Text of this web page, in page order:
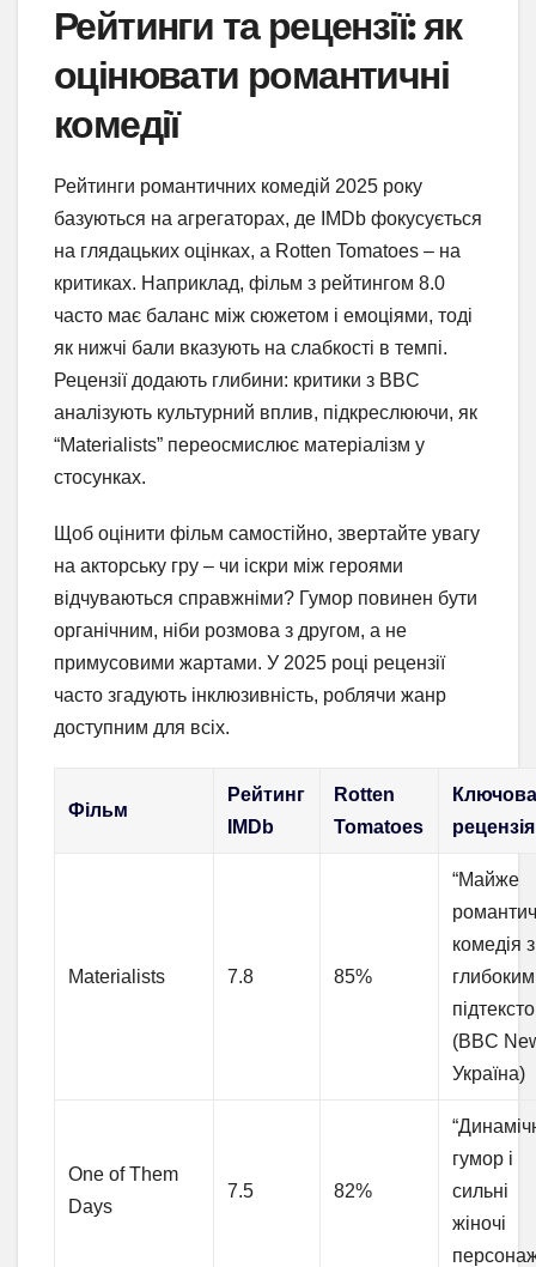
Рейтинги та рецензії: як
оцінювати романтичні
комедії
Рейтинги романтичних комедій 2025 року
базуються на агрегаторах, де IMDb фокусується
на глядацьких оцінках, а Rotten Tomatoes – на
критиках. Наприклад, фільм з рейтингом 8.0
часто має баланс між сюжетом і емоціями, тоді
як нижчі бали вказують на слабкості в темпі.
Рецензії додають глибини: критики з BBC
аналізують культурний вплив, підкреслюючи, як
“Materialists” переосмислює матеріалізм у
стосунках.
Щоб оцінити фільм самостійно, звертайте увагу
на акторську гру – чи іскри між героями
відчуваються справжніми? Гумор повинен бути
органічним, ніби розмова з другом, а не
примусовими жартами. У 2025 році рецензії
часто згадують інклюзивність, роблячи жанр
доступним для всіх.
Фільм
Рейтинг
IMDb
Rotten
Tomatoes
рецензія
Materialists 7.8 85%
“Майже
комедія з
глибоким
(BBC
Україна)
One of Them
Days
7.5 82%
гумор і
сильні
жіночі